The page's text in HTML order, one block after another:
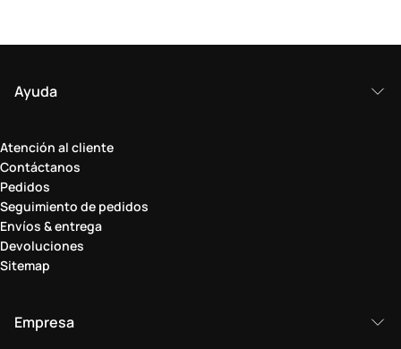
Ayuda
Atención al cliente
Contáctanos
Pedidos
Seguimiento de pedidos
Envíos & entrega
Devoluciones
Sitemap
Empresa